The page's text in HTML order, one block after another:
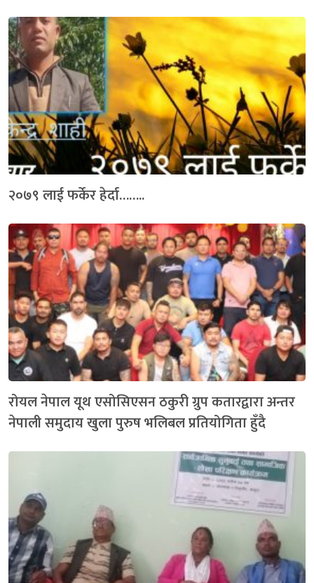
२०७९ लाई फर्केर हेर्दा……..
रोयल नेपाल यूथ एसोसिएसन ठकुरी ग्रुप कतारद्वारा अन्तर
नेपाली समुदाय खुला पुरुष भलिबल प्रतियोगिता हुँदै